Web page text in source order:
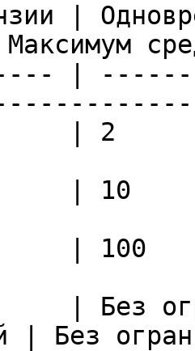
|
|
| 2
|
| 10
|
| Без
| Без